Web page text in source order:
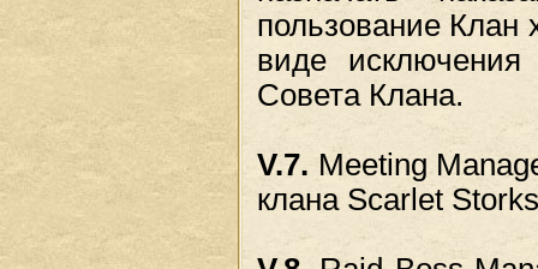
пользование Клан
виде
Совета Клана.
V.7. Meeting
клана Scarlet